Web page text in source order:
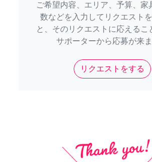
ご希望内容、エリア、予算、家
数などを入力してリクエスト
と、そのリクエストに応えるこ
サポーターから応募が来ま
リクエストをする